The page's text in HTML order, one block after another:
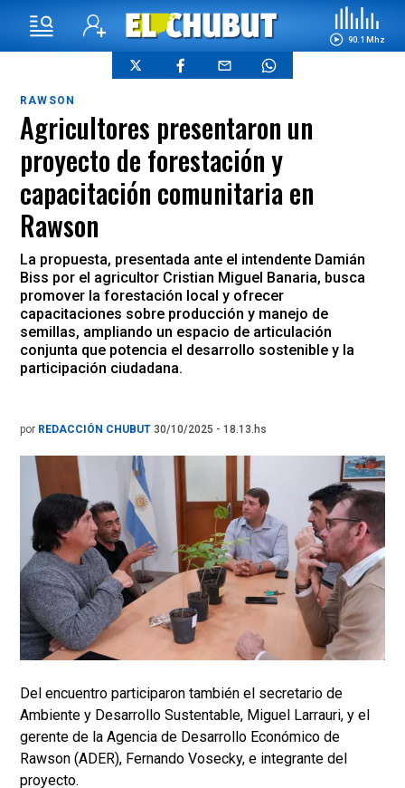
90.1 Mhz
RAWSON
Agricultores presentaron un
proyecto de forestación y
capacitación comunitaria en
Rawson
La propuesta, presentada ante el intendente Damián
Biss por el agricultor Cristian Miguel Banaria, busca
promover la forestación local y ofrecer
capacitaciones sobre producción y manejo de
semillas, ampliando un espacio de articulación
conjunta que potencia el desarrollo sostenible y la
participación ciudadana.
por REDACCIÓN CHUBUT 30/10/2025 - 18.13.hs
Del encuentro participaron también el secretario de
Ambiente y Desarrollo Sustentable, Miguel Larrauri, y el
gerente de la Agencia de Desarrollo Económico de
Rawson (ADER), Fernando Vosecky, e integrante del
proyecto.